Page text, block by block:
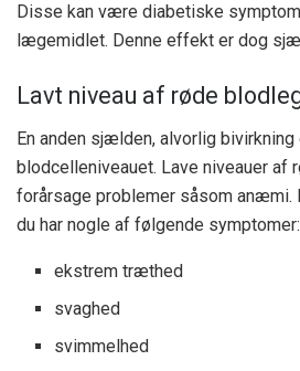
Disse kan være diabetiske
lægemidlet. Denne effekt er dog
Lavt niveau af røde
En anden sjælden, alvorlig
blodcelleniveauet. Lave niveauer af
forårsage problemer såsom anæmi.
du har nogle af følgende symptomer:
ekstrem træthed
svaghed
svimmelhed